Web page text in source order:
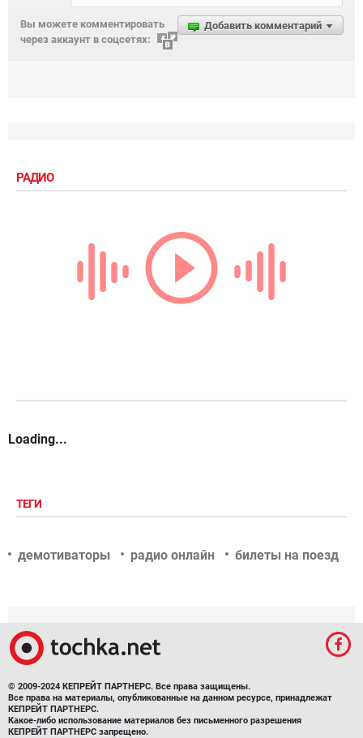
Добавить комментарий
Вы можете комментировать
через аккаунт в соцсетях:
РАДИО
Loading...
ТЕГИ
демотиваторы радио онлайн билеты на поезд
© 2009-2024 КЕПРЕЙТ ПАРТНЕРС. Все права защищены.
Все права на материалы, опубликованные на данном ресурсе, принадлежат
КЕПРЕЙТ ПАРТНЕРС.
Какое-либо использование материалов без письменного разрешения
КЕПРЕЙТ ПАРТНЕРС запрещено.